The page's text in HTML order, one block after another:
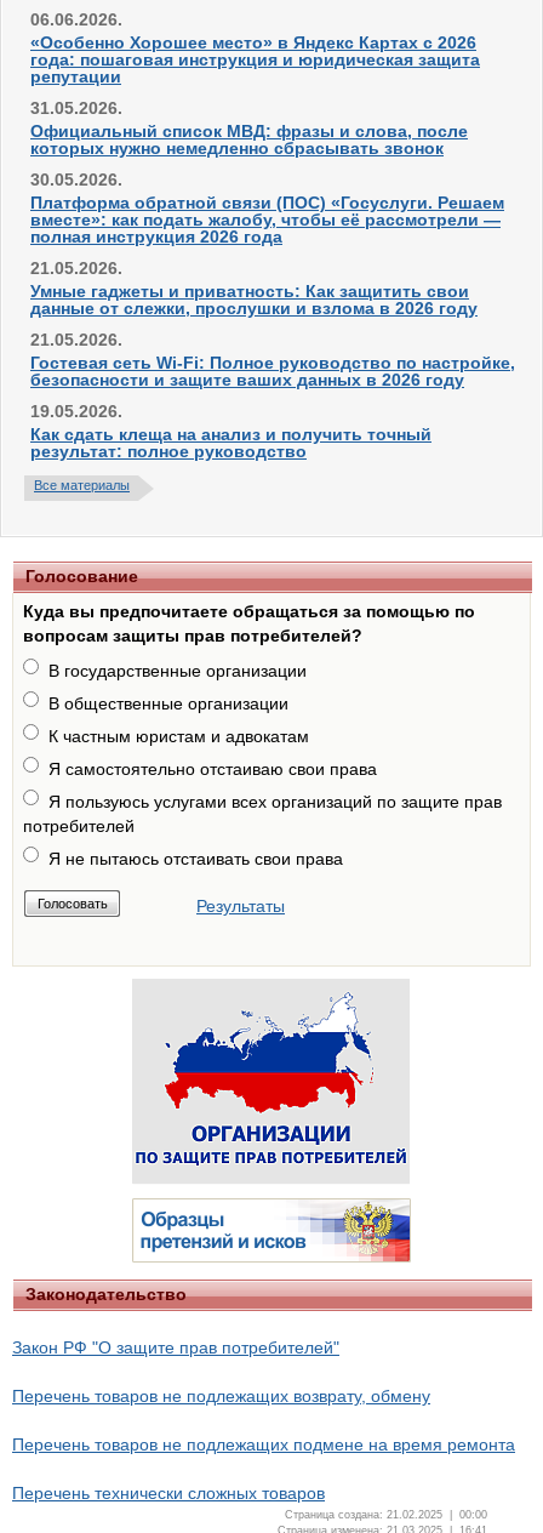
06.06.2026.
«Особенно Хорошее место» в Яндекс Картах с 2026
года: пошаговая инструкция и юридическая защита
репутации
31.05.2026.
Официальный список МВД: фразы и слова, после
которых нужно немедленно сбрасывать звонок
30.05.2026.
Платформа обратной связи (ПОС) «Госуслуги. Решаем
вместе»: как подать жалобу, чтобы её рассмотрели —
полная инструкция 2026 года
21.05.2026.
Умные гаджеты и приватность: Как защитить свои
данные от слежки, прослушки и взлома в 2026 году
21.05.2026.
Гостевая сеть Wi-Fi: Полное руководство по настройке,
безопасности и защите ваших данных в 2026 году
19.05.2026.
Как сдать клеща на анализ и получить точный
результат: полное руководство
Все материалы
Голосование
Куда вы предпочитаете обращаться за помощью по
вопросам защиты прав потребителей?
В государственные организации
В общественные организации
К частным юристам и адвокатам
Я самостоятельно отстаиваю свои права
Я пользуюсь услугами всех организаций по защите прав
потребителей
Я не пытаюсь отстаивать свои права
Результаты
Законодательство
Закон РФ "О защите прав потребителей"
Перечень товаров не подлежащих возврату, обмену
Перечень товаров не подлежащих подмене на время ремонта
Перечень технически сложных товаров
Страница создана: 21.02.2025 | 00:00
Страница изменена: 21.03.2025 | 16:41